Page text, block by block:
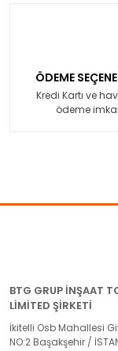
ÖDEME
Kredi Kartı ve
ödeme
BTG GRUP İNŞAAT
LİMİTED ŞİRKETİ
İkitelli Osb Mahallesi
NO:2 Başakşehir /